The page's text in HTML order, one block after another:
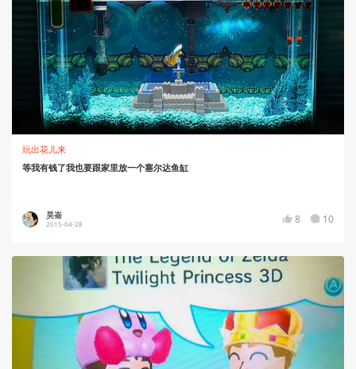
玩出花儿来
等我有钱了我也要跟家里放一个塞尔达鱼缸
昊崙
2015-04-28 8 10